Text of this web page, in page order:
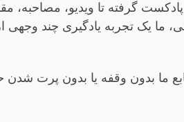
پادکست گرفته تا ویدیو، مصاحبه،
ما یک تجربه یادگیری چند وجهی
ما بدون وقفه یا بدون پرت